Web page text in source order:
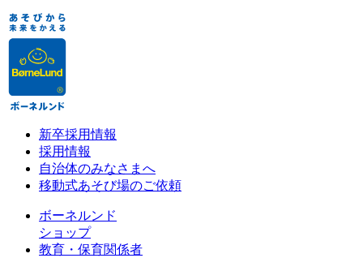
新卒採用情報
採用情報
自治体のみなさまへ
移動式あそび場のご依頼
ボーネルンド
ショップ
教育・保育関係者